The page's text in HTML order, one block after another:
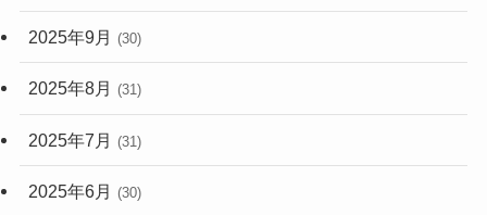
2025年9月 (30)
2025年8月 (31)
2025年7月 (31)
2025年6月 (30)